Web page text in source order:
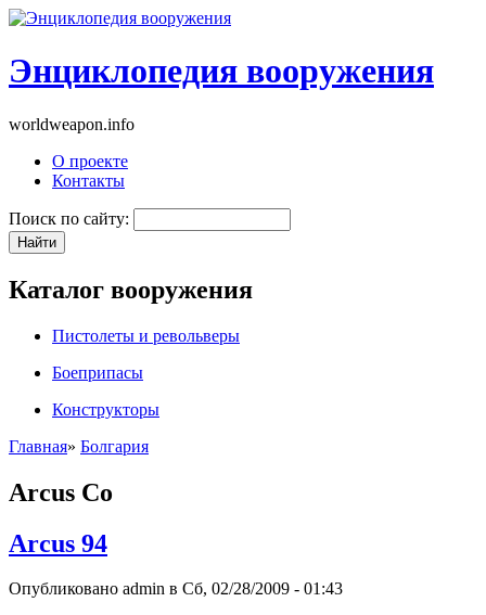
Энциклопедия вооружения
worldweapon.info
О проекте
Контакты
Поиск по сайту:
Каталог вооружения
Пистолеты и револьверы
Боеприпасы
Конструкторы
Главная» Болгария
Arcus Co
Arcus 94
Опубликовано admin в Сб, 02/28/2009 - 01:43